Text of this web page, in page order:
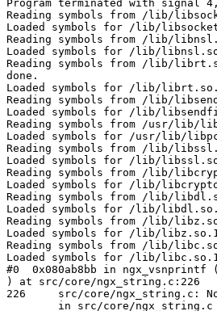
Program terminated with
Reading symbols from /lib/
Loaded symbols for /lib/
Reading symbols from /lib/
Loaded symbols for /lib/
Reading symbols from /lib/
done.
Loaded symbols for /lib/
Reading symbols from /lib/
Loaded symbols for /lib/
Reading symbols from /usr/lib/
Loaded symbols for /usr/lib/
Reading symbols from /lib/
Loaded symbols for /lib/
Reading symbols from /lib/
Loaded symbols for /lib/
Reading symbols from /lib/
Loaded symbols for /lib/
Reading symbols from /lib/
Loaded symbols for /lib/
Reading symbols from /lib/
Loaded symbols for /lib/
#0  0x080ab8bb in ngx_vsnprintf
) at src/core/ngx_string.c:226
226	src/core/ngx_string.c: No such file or directory.